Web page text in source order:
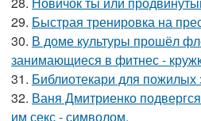
29. Быстрая тренировка на
30. В доме культуры прошёл
занимающиеся в фитнес -
31. Библиотекари для пожилых
32. Ваня Дмитриенко
им секс - символом.